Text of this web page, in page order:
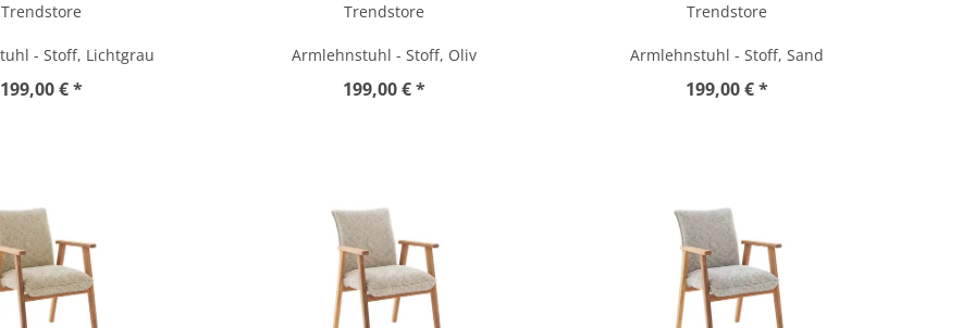
Trendstore
- Stoff, Lichtgrau
199,00 € *
Trendstore
Armlehnstuhl - Stoff, Oliv
199,00 € *
Trendstore
Armlehnstuhl - Stoff, Sand
199,00 € *